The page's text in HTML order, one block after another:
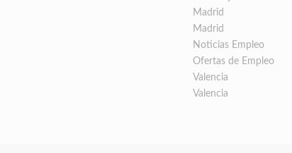
Madrid
Madrid
Noticias Empleo
Ofertas de Empleo
Valencia
Valencia